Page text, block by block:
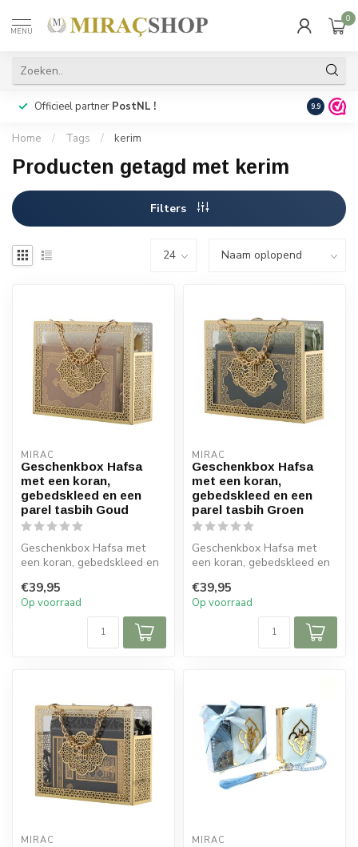
MENU
0
Officieel partner PostNL ! Snelle
9.9
Home / Tags / kerim
Producten getagd met kerim
Filters
MIRAC
Geschenkbox Hafsa
met een koran,
gebedskleed en een
parel tasbih Goud
Geschenkbox Hafsa met
een koran, gebedskleed en
Afme...
€39,95
Op voorraad
MIRAC
Geschenkbox Hafsa
met een koran,
gebedskleed en een
parel tasbih Groen
Geschenkbox Hafsa met
een koran, gebedskleed en
Afm...
€39,95
Op voorraad
MIRAC MIRAC